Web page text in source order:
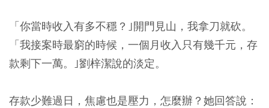
「你當時收入有多不穩？｣開門見山，我拿刀就砍。
「我接案時最窮的時候，一個月收入只有幾千元，存
款剩下一萬。｣劉梓潔說的淡定。
存款少難過日，焦慮也是壓力，怎麼辦？她回答說：